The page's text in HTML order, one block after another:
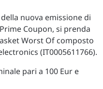
nuova emissione di
Coupon, si prenda
Worst Of composto
(IT0005611766).
pari a 100 Eur e